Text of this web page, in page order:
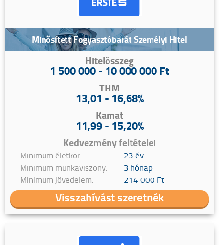
Minősített Fogyasztóbarát Személyi Hitel
Hitelösszeg
1 500 000 - 10 000 000 Ft
THM
13,01 - 16,68%
Kamat
11,99 - 15,20%
Kedvezmény feltételei
Minimum életkor:
23 év
Minimum munkaviszony:
3 hónap
Minimum jövedelem:
214 000 Ft
Visszahívást szeretnék